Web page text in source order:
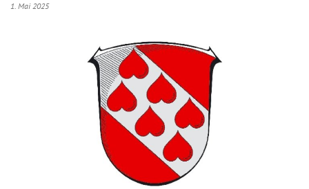
1. Mai 2025